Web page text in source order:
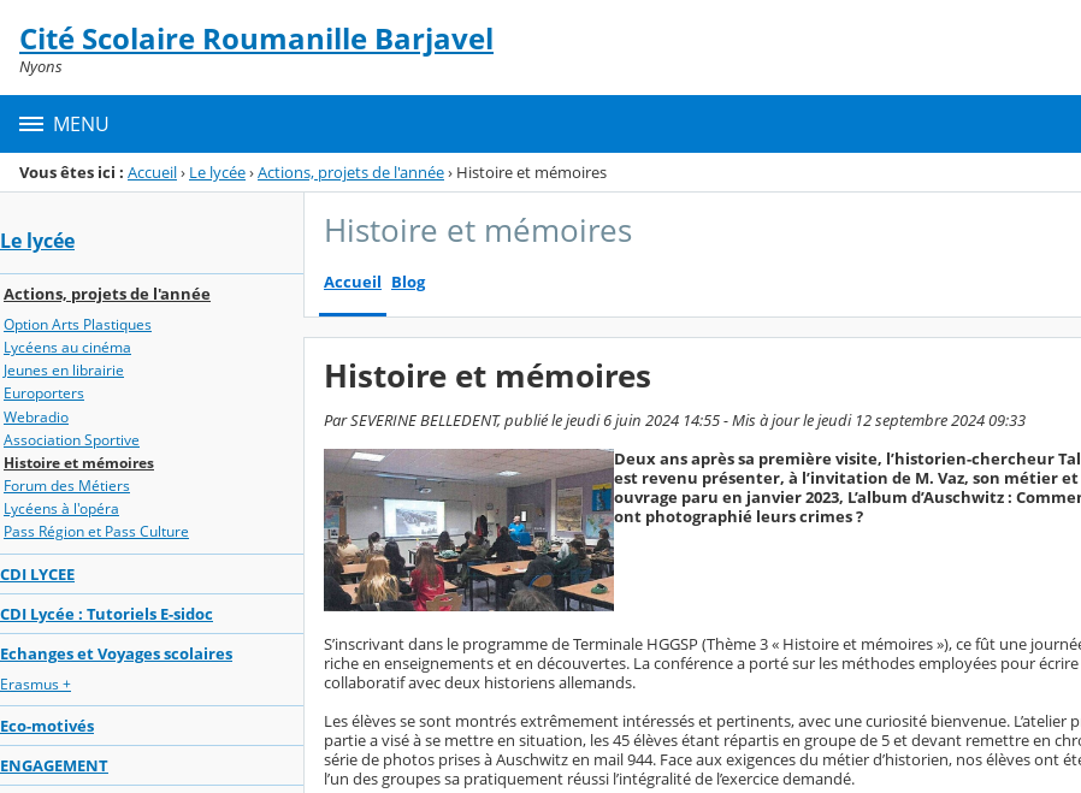
Menu de la rubrique
Contenu
Cité Scolaire Roumanille Barjavel
Nyons
MENU
Vous êtes ici : Accueil› Le lycée›Actions, projets de l'année› Histoire et mémoires
Le lycée
Actions, projets de l'année
Option Arts Plastiques
Lycéens au cinéma
Jeunes en librairie
Europorters
Webradio
Association Sportive
Histoire et mémoires
Forum des Métiers
Lycéens à l'opéra
Pass Région et Pass Culture
CDI LYCEE
CDI Lycée : Tutoriels E-sidoc
Echanges et Voyages scolaires
Erasmus +
Eco-motivés
ENGAGEMENT
Histoire et mémoires
Accueil Blog
Histoire et mémoires
Par SEVERINE BELLEDENT, publié le jeudi 6 juin 2024 14:55 - Mis à jour le jeudi 12 septembre 2024 09:33
Deux ans après sa première visite, l’historien-chercheur
est revenu présenter, à l’invitation de M. Vaz, son métier
ouvrage paru en janvier 2023, L’album d’Auschwitz :
ont photographié leurs crimes ?
S’inscrivant dans le programme de Terminale HGGSP (Thème 3 « Histoire et mémoires »), ce fût une
riche en enseignements et en découvertes. La conférence a porté sur les méthodes employées pour
collaboratif avec deux historiens allemands.
Les élèves se sont montrés extrêmement intéressés et pertinents, avec une curiosité bienvenue. L’atelier
partie a visé à se mettre en situation, les 45 élèves étant répartis en groupe de 5 et devant remettre en
série de photos prises à Auschwitz en mail 944. Face aux exigences du métier d’historien, nos élèves ont
l’un des groupes sa pratiquement réussi l’intégralité de l’exercice demandé.